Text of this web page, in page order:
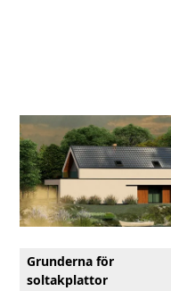
Grunderna för
soltakplattor